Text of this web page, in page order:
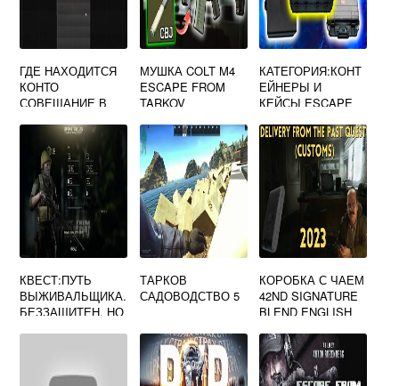
ГДЕ НАХОДИТСЯ
КОНТО
СОВЕЩАНИЕ В
МУШКА COLT M4
ESCAPE FROM
TARKOV
КАТЕГОРИЯ:КОНТ
ЕЙНЕРЫ И
КЕЙСЫ ESCAPE
КВЕСТ:ПУТЬ
ВЫЖИВАЛЬЩИКА.
БЕЗЗАЩИТЕН, НО
ТАРКОВ
САДОВОДСТВО 5
КОРОБКА С ЧАЕМ
42ND SIGNATURE
BLEND ENGLISH
FROM TARKOV